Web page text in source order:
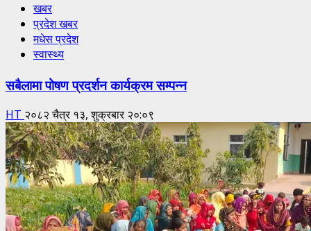
खबर
प्रदेश खबर
मधेस प्रदेश
स्वास्थ्य
सबैलामा पोषण प्रदर्शन कार्यक्रम सम्पन्न
HT २०८२ चैत्र १३, शुक्रबार २०:०९